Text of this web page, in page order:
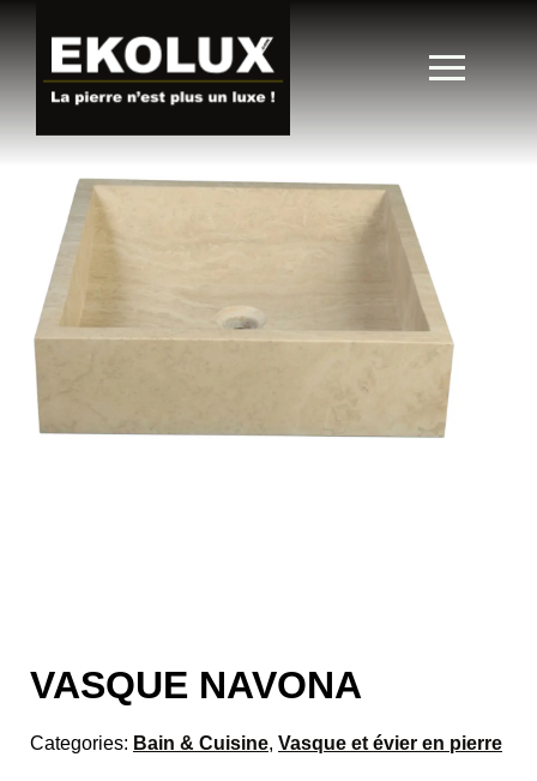
VASQUE NAVONA
Categories: Bain & Cuisine, Vasque et évier en pierre